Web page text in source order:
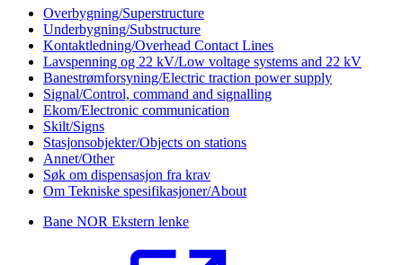
Overbygning/Superstructure
Underbygning/Substructure
Kontaktledning/Overhead Contact Lines
Lavspenning og 22 kV/Low voltage systems and 22 kV
Banestrømforsyning/Electric traction power supply
Signal/Control, command and signalling
Ekom/Electronic communication
Skilt/Signs
Stasjonsobjekter/Objects on stations
Annet/Other
Søk om dispensasjon fra krav
Om Tekniske spesifikasjoner/About
Bane NOR Ekstern lenke